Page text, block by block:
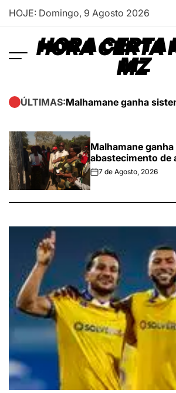
Skip
HOJE: Domingo, 9 Agosto 2026
HORA CERTA
MZ
ÚLTIMAS:Malhamane ganha
Malhamane
abastecimento de
on7 de Agosto, 2026